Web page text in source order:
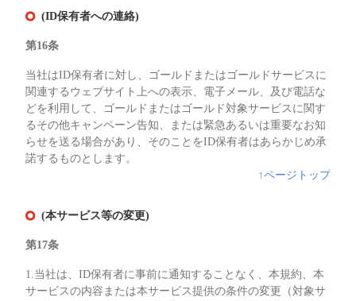
(ID保有者への連絡)
第16条
当社はID保有者に対し、ゴールドまたはゴールドサービスに
関連するウェブサイト上への表示、電子メール、及び電話な
どを利用して、ゴールドまたはゴールド対象サービスに関す
るその他キャンペーン告知、または緊急あるいは重要なお知
らせを送る場合があり、そのことをID保有者はあらかじめ承
諾するものとします。
↑ページトップ
(本サービス等の変更)
第17条
1.当社は、ID保有者に事前に通知することなく、本規約、本
サービスの内容または本サービス提供の条件の変更（対象サ